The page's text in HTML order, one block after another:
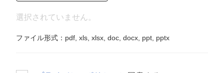
ファイル形式：pdf, xls, xlsx, doc, docx, ppt, pptx